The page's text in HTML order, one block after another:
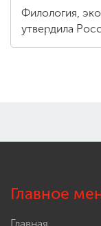
Филология,
утвердила
Главное
Главная